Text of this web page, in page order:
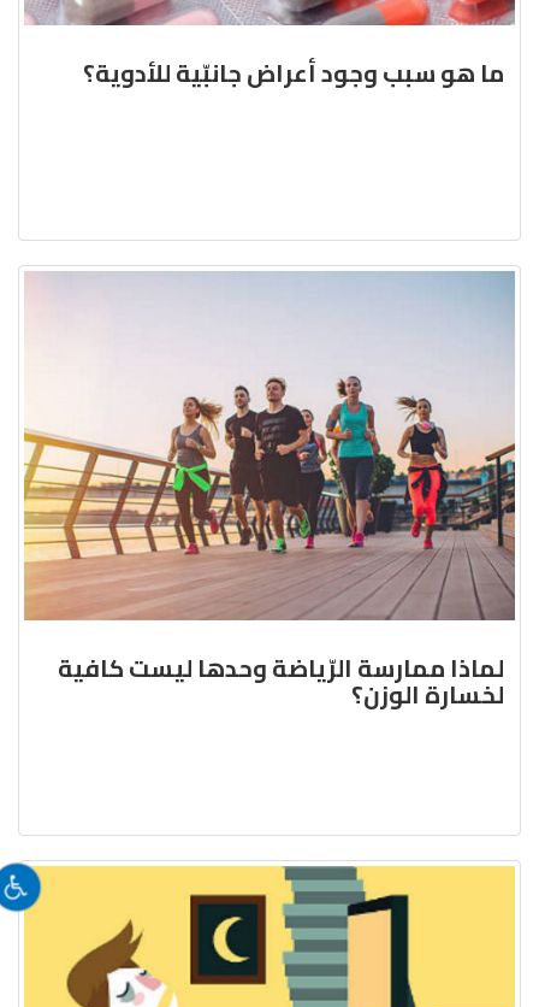
ما هو سبب وجود أعراض جانبّية للأدوية؟
لماذا ممارسة الرّياضة وحدها ليست كافية
لخسارة الوزن؟